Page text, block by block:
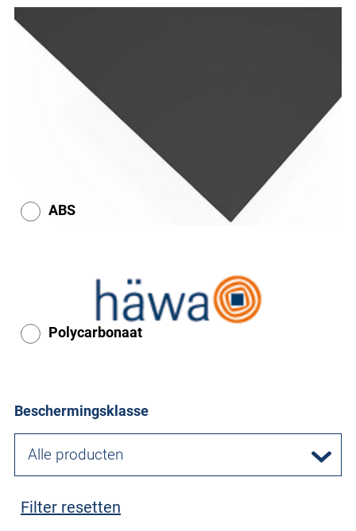
ABS
Polycarbonaat
Beschermingsklasse
Alle producten
Filter resetten